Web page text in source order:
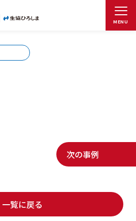
MENU
次の事例
一覧に戻る